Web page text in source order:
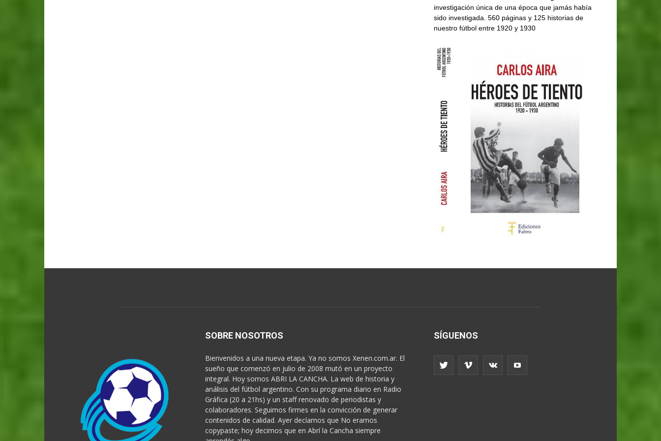
investigación única de una época que jamás había
sido investigada. 560 páginas y 125 historias de
nuestro fútbol entre 1920 y 1930
SOBRE NOSOTROS
Bienvenidos a una nueva etapa. Ya no somos Xenen.com.ar. El
sueño que comenzó en julio de 2008 mutó en un proyecto
integral. Hoy somos ABRI LA CANCHA. La web de historia y
análisis del fútbol argentino. Con su programa diario en Radio
Gráfica (20 a 21hs) y un staff renovado de periodistas y
colaboradores. Seguimos firmes en la convicción de generar
contenidos de calidad. Ayer decíamos que No eramos
copypaste; hoy decimos que en Abrí la Cancha siempre
SÍGUENOS